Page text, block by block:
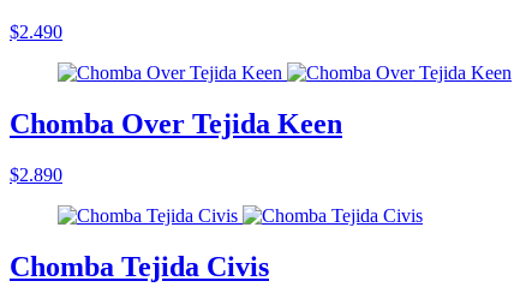
$2.490
Chomba Over Tejida Keen
$2.890
Chomba Tejida Civis